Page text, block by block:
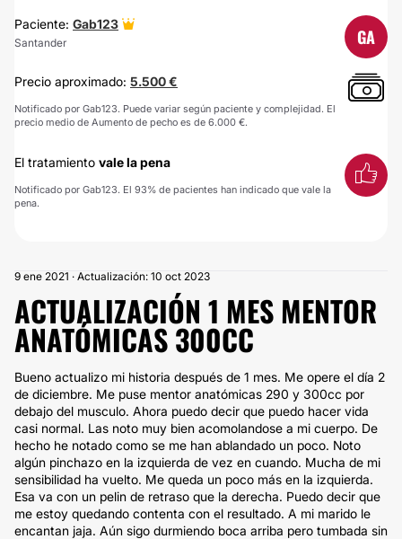
Paciente: Gab123
Santander GA
Precio aproximado: 5.500 €
Notificado por Gab123. Puede variar según paciente y complejidad. El
precio medio de Aumento de pecho es de 6.000 €.
El tratamiento vale la pena
Notificado por Gab123. El 93% de pacientes han indicado que vale la
pena.
9 ene 2021 · Actualización: 10 oct 2023
ACTUALIZACIÓN 1 MES MENTOR
ANATÓMICAS 300CC
Bueno actualizo mi historia después de 1 mes. Me opere el día 2
de diciembre. Me puse mentor anatómicas 290 y 300cc por
debajo del musculo. Ahora puedo decir que puedo hacer vida
casi normal. Las noto muy bien acomolandose a mi cuerpo. De
hecho he notado como se me han ablandado un poco. Noto
algún pinchazo en la izquierda de vez en cuando. Mucha de mi
sensibilidad ha vuelto. Me queda un poco más en la izquierda.
Esa va con un pelin de retraso que la derecha. Puedo decir que
me estoy quedando contenta con el resultado. A mi marido le
encantan jaja. Aún sigo durmiendo boca arriba pero tumbada sin